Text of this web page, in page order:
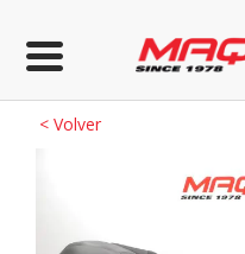
< Volver